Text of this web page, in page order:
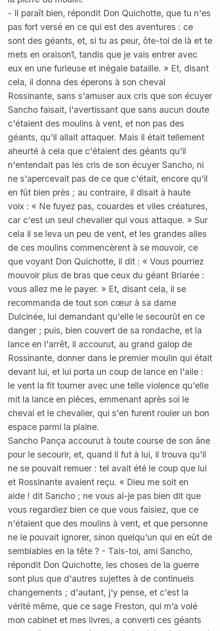
- Il paraît bien, répondit Don Quichotte, que tu n'es
pas fort versé en ce qui est des aventures : ce
sont des géants, et, si tu as peur, ôte-toi de là et te
mets en oraison1, tandis que je vais entrer avec
eux en une furieuse et inégale bataille. » Et, disant
cela, il donna des éperons à son cheval
Rossinante, sans s'amuser aux cris que son écuyer
Sancho faisait, l'avertissant que sans aucun doute
c'étaient des moulins à vent, et non pas des
géants, qu'il allait attaquer. Mais il était tellement
aheurté à cela que c'étaient des géants qu'il
n'entendait pas les cris de son écuyer Sancho, ni
ne s'apercevait pas de ce que c'était, encore qu'il
en fût bien près ; au contraire, il disait à haute
voix : « Ne fuyez pas, couardes et viles créatures,
car c'est un seul chevalier qui vous attaque. » Sur
cela il se leva un peu de vent, et les grandes ailes
de ces moulins commencèrent à se mouvoir, ce
que voyant Don Quichotte, il dit : « Vous pourriez
mouvoir plus de bras que ceux du géant Briarée :
vous allez me le payer. » Et, disant cela, il se
recommanda de tout son cœur à sa dame
Dulcinée, lui demandant qu'elle le secourût en ce
danger ; puis, bien couvert de sa rondache, et la
lance en l'arrêt, il accourut, au grand galop de
Rossinante, donner dans le premier moulin qui était
devant lui, et lui porta un coup de lance en l'aile :
le vent la fit tourner avec une telle violence qu'elle
mit la lance en pièces, emmenant après soi le
cheval et le chevalier, qui s'en furent rouler un bon
espace parmi la plaine.
Sancho Pança accourut à toute course de son âne
pour le secourir, et, quand il fut à lui, il trouva qu'il
ne se pouvait remuer : tel avait été le coup que lui
et Rossinante avaient reçu. « Dieu me soit en
aide ! dit Sancho ; ne vous ai-je pas bien dit que
vous regardiez bien ce que vous faisiez, que ce
n'étaient que des moulins à vent, et que personne
ne le pouvait ignorer, sinon quelqu'un qui en eût de
semblables en la tête ? - Tais-toi, ami Sancho,
répondit Don Quichotte, les choses de la guerre
sont plus que d'autres sujettes à de continuels
changements ; d'autant, j'y pense, et c'est la
vérité même, que ce sage Freston, qui m’a volé
mon cabinet et mes livres, a converti ces géants